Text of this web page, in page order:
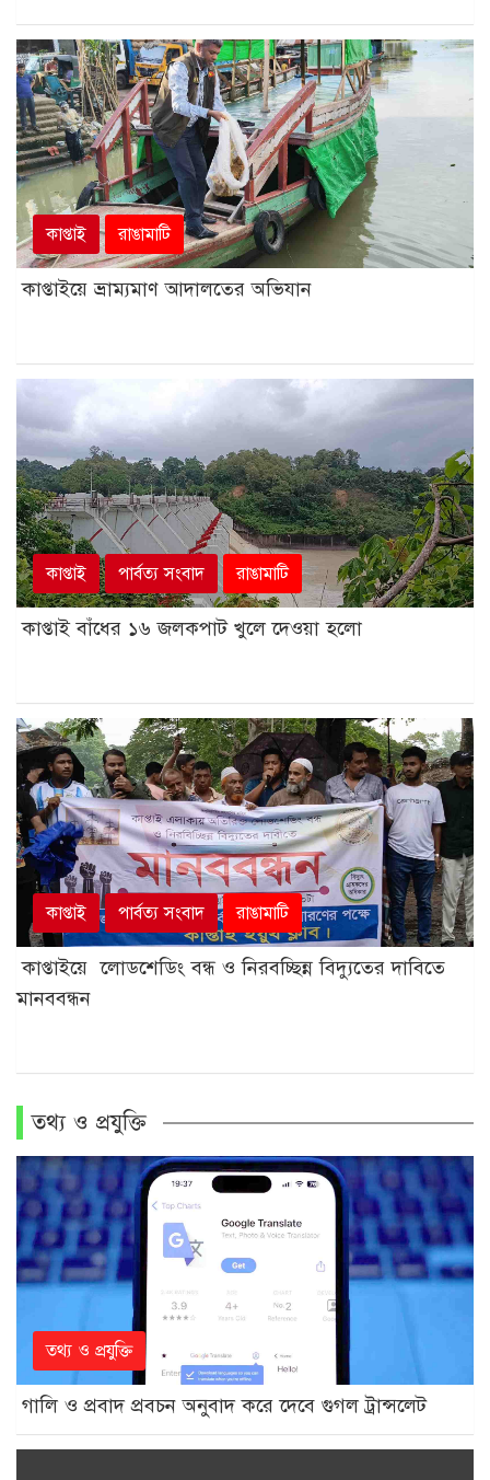
কাপ্তাই রাঙামাটি
কাপ্তাইয়ে ভ্রাম্যমাণ আদালতের অভিযান
কাপ্তাই পার্বত্য সংবাদ রাঙামাটি
কাপ্তাই বাঁধের ১৬ জলকপাট খুলে দেওয়া হলো
কাপ্তাই পার্বত্য সংবাদ রাঙামাটি
কাপ্তাইয়ে লোডশেডিং বন্ধ ও নিরবচ্ছিন্ন বিদ্যুতের দাবিতে
মানববন্ধন
তথ্য ও প্রযুক্তি
তথ্য ও প্রযুক্তি
গালি ও প্রবাদ প্রবচন অনুবাদ করে দেবে গুগল ট্রান্সলেট